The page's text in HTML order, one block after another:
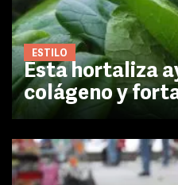
ESTILO
Esta hortaliza
colágeno y